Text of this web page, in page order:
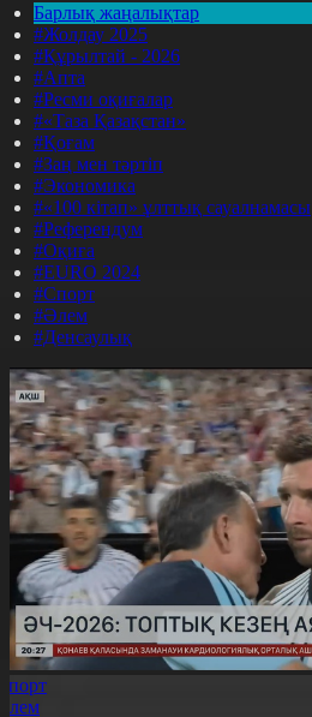
Барлық жаңалықтар
#Жолдау 2025
#Құрылтай - 2026
#Апта
#Ресми оқиғалар
#«Таза Қазақстан»
#Қоғам
#Заң мен тәртіп
#Экономика
#«100 кітап» ұлттық сауалнамасы
#Референдум
#Оқиға
#EURO 2024
#Спорт
#Әлем
#Денсаулық